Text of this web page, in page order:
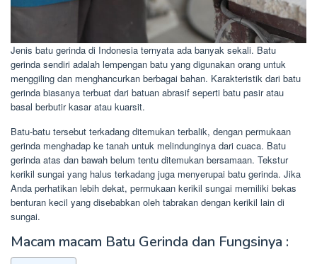
Jenis batu gerinda di Indonesia ternyata ada banyak sekali. Batu
gerinda sendiri adalah lempengan batu yang digunakan orang untuk
menggiling dan menghancurkan berbagai bahan. Karakteristik dari batu
gerinda biasanya terbuat dari batuan abrasif seperti batu pasir atau
basal berbutir kasar atau kuarsit.
Batu-batu tersebut terkadang ditemukan terbalik, dengan permukaan
gerinda menghadap ke tanah untuk melindunginya dari cuaca. Batu
gerinda atas dan bawah belum tentu ditemukan bersamaan. Tekstur
kerikil sungai yang halus terkadang juga menyerupai batu gerinda. Jika
Anda perhatikan lebih dekat, permukaan kerikil sungai memiliki bekas
benturan kecil yang disebabkan oleh tabrakan dengan kerikil lain di
sungai.
Macam macam Batu Gerinda dan Fungsinya :